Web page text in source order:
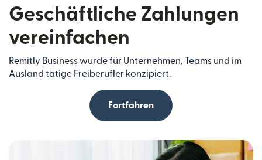
Geschäftliche Zahlungen
vereinfachen
Remitly Business wurde für Unternehmen, Teams und im
Ausland tätige Freiberufler konzipiert.
Fortfahren